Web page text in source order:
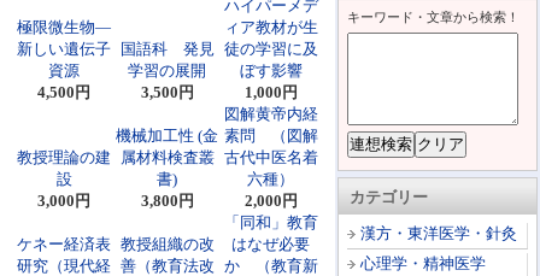
キーワード・文章から検索！
カテゴリー
漢方・東洋医学・針灸
心理学・精神医学
極限微生物―
新しい遺伝子
資源
4,500円
国語科 発見
学習の展開
3,500円
ハイパーメデ
ィア教材が生
徒の学習に及
ぼす影響
1,000円
教授理論の建
設
3,000円
機械加工性 (金
属材料検査叢
書)
3,800円
図解黄帝内経
素問 （図解
古代中医名着
六種）
2,000円
ケネー経済表
研究（現代経
教授組織の改
善（教育法改
「同和」教育
はなぜ必要
か （教育新